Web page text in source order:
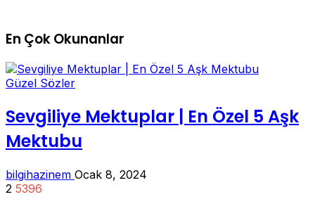
En Çok Okunanlar
Güzel Sözler
Sevgiliye Mektuplar | En Özel 5 Aşk
Mektubu
bilgihazinem Ocak 8, 2024
2 5396